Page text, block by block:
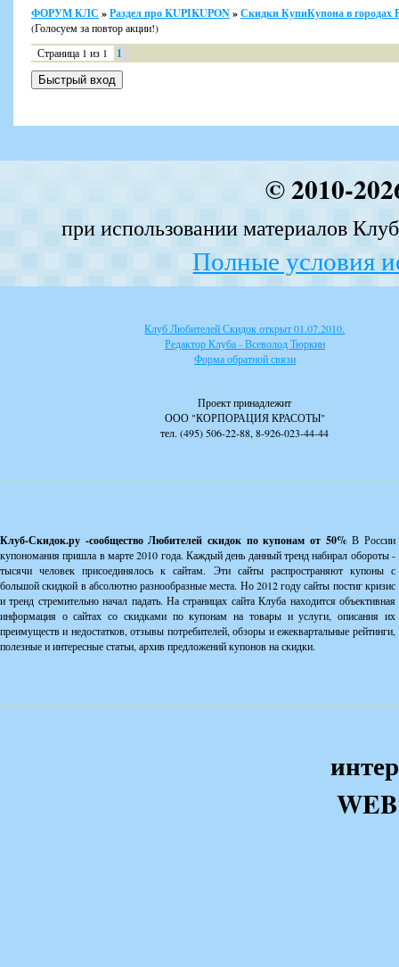
ФОРУМ КЛС »Раздел про KUPIKUPON»Скидки КупиКупона в городах
(Голосуем за повтор акции!)
Страница 1 из 1 1
© 2010-
при использовании материалов
Полные условия
Клуб Любителей Скидок открыт 01.07.2010.
Редактор Клуба - Всеволод Тюркин
Форма обратной связи
Проект принадлежит
ООО "КОРПОРАЦИЯ КРАСОТЫ"
тел. (495) 506-22-88, 8-926-023-44-44
Клуб-Скидок.ру -сообщество Любителей скидок по купонам от 50%В России
купономания пришла в марте 2010 года. Каждый день данный тренд набирал обороты -
тысячи человек присоединялось к сайтам. Эти сайты распространяют купоны с
большой скидкой в абсолютно разнообразные места. Но 2012 году сайты постиг кризис
и тренд стремительно начал падать. На страницах сайта Клуба находится объективная
информация о сайтах со скидками по купонам на товары и услуги, описания их
преимуществ и недостатков, отзывы потребителей, обзоры и ежеквартальные рейтинги,
полезные и интересные статьи, архив предложений купонов на скидки.